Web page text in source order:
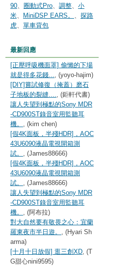
90、 圈動式Pro、 調整、 小
米、 MiniDSP EARS。 、 探路
虎、 單車背包
最新回應
[正壓呼吸機面罩] 偷懶的下場
就是得多花錢..., (yoyo-hajim)
[DIY]嘗試修復（掩蓋）磨石
子地板的裂縫...., (鉅軒代書)
讓人失望到極點的Sony MDR
-CD900ST錄音室用監聽耳
機。 , (kim chen)
[假4K面板，半殘HDR]，AOC
43U6090液晶電視開箱測
試。 , (James88666)
[假4K面板，半殘HDR]，AOC
43U6090液晶電視開箱測
試。 , (James88666)
讓人失望到極點的Sony MDR
-CD900ST錄音室用監聽耳
機。 , (阿布拉)
對大自然要有敬畏之心：宜蘭
羅東夜市半日遊。 , (Hyari Sh
arma)
[十月十日放假] 逛三創XD, (T
G甜心nini9595)